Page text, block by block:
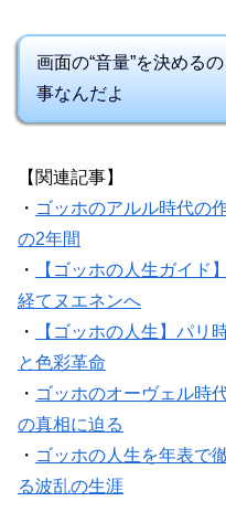
画面の“音量”を決める
事なんだよ
【関連記事】
・ ゴッホのアルル時代の
の2年間
・
【ゴッホの人生ガイド
経てヌエネンへ
・
【ゴッホの人生】パリ
と色彩革命
・ ゴッホのオーヴェル時
の真相に迫る
・ ゴッホの人生を年表で
る波乱の生涯